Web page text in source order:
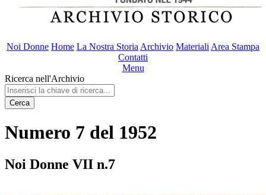
Noi Donne Home La Nostra Storia Archivio Materiali Area Stampa
Contatti
Menu
Ricerca nell'Archivio
Cerca
Numero 7 del 1952
Noi Donne VII n.7